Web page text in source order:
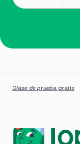
Clase de prueba gratis